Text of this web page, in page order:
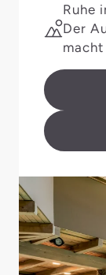
Ruhe
Der